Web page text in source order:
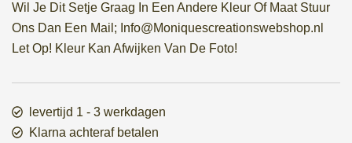
Wil Je Dit Setje Graag In Een Andere Kleur Of Maat Stuur
Ons Dan Een Mail; Info@Moniquescreationswebshop.nl
Let Op! Kleur Kan Afwijken Van De Foto!
levertijd 1 - 3 werkdagen
Klarna achteraf betalen